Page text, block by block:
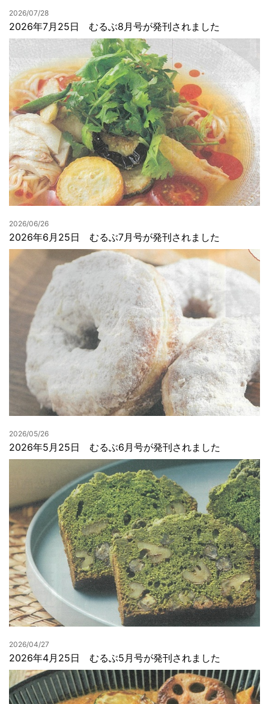
2026/07/28
2026年7月25日 むるぶ8月号が発刊されました
2026/06/26
2026年6月25日 むるぶ7月号が発刊されました
2026/05/26
2026年5月25日 むるぶ6月号が発刊されました
2026/04/27
2026年4月25日 むるぶ5月号が発刊されました